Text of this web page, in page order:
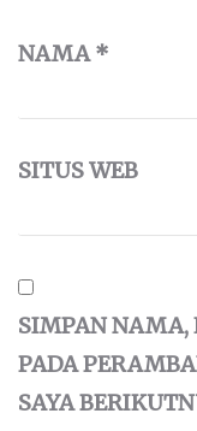
NAMA*
SITUS WEB
SIMPAN NAMA,
PADA
SAYA